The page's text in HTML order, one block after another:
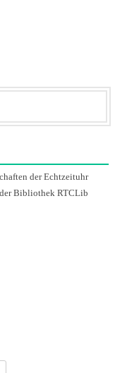
der Echtzeituhr
Bibliothek RTCLib